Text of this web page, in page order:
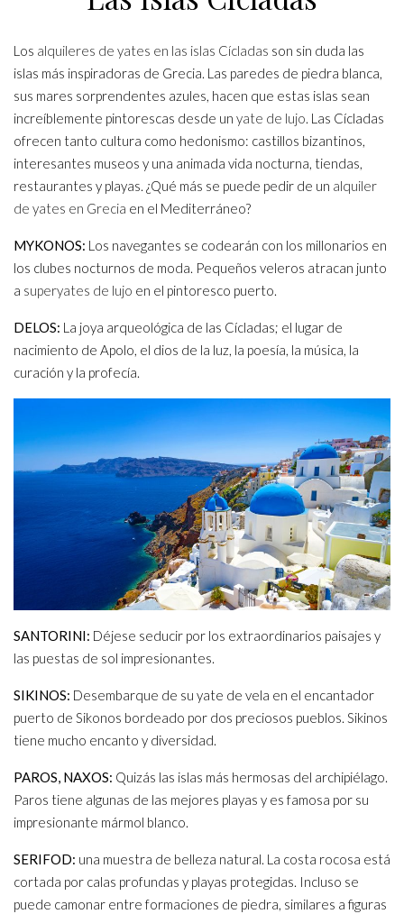
Los alquileres de yates en las islas Cícladas son sin duda las
islas más inspiradoras de Grecia. Las paredes de piedra blanca,
sus mares sorprendentes azules, hacen que estas islas sean
increíblemente pintorescas desde un yate de lujo. Las Cícladas
ofrecen tanto cultura como hedonismo: castillos bizantinos,
interesantes museos y una animada vida nocturna, tiendas,
restaurantes y playas. ¿Qué más se puede pedir de un alquiler
de yates en Grecia en el Mediterráneo?
MYKONOS: Los navegantes se codearán con los millonarios en
los clubes nocturnos de moda. Pequeños veleros atracan junto
a superyates de lujo en el pintoresco puerto.
DELOS: La joya arqueológica de las Cícladas; el lugar de
nacimiento de Apolo, el dios de la luz, la poesía, la música, la
curación y la profecía.
SANTORINI: Déjese seducir por los extraordinarios paisajes y
las puestas de sol impresionantes.
SIKINOS: Desembarque de su yate de vela en el encantador
puerto de Sikonos bordeado por dos preciosos pueblos. Sikinos
tiene mucho encanto y diversidad.
PAROS, NAXOS: Quizás las islas más hermosas del archipiélago.
Paros tiene algunas de las mejores playas y es famosa por su
impresionante mármol blanco.
SERIFOD: una muestra de belleza natural. La costa rocosa está
cortada por calas profundas y playas protegidas. Incluso se
puede camonar entre formaciones de piedra, similares a figuras